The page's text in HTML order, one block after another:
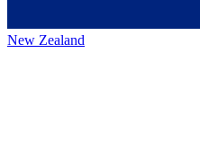
New Zealand